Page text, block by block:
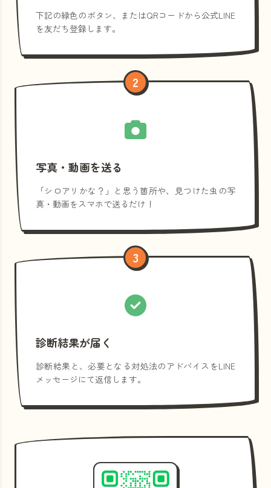
下記の緑色のボタン、またはQRコードから公式LINE
を友だち登録します。
2
写真・動画を送る
「シロアリかな？」と思う箇所や、見つけた虫の写
真・動画をスマホで送るだけ！
3
診断結果が届く
診断結果と、必要となる対処法のアドバイスをLINE
メッセージにて返信します。